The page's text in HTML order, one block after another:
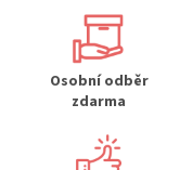
Osobní odběr
zdarma